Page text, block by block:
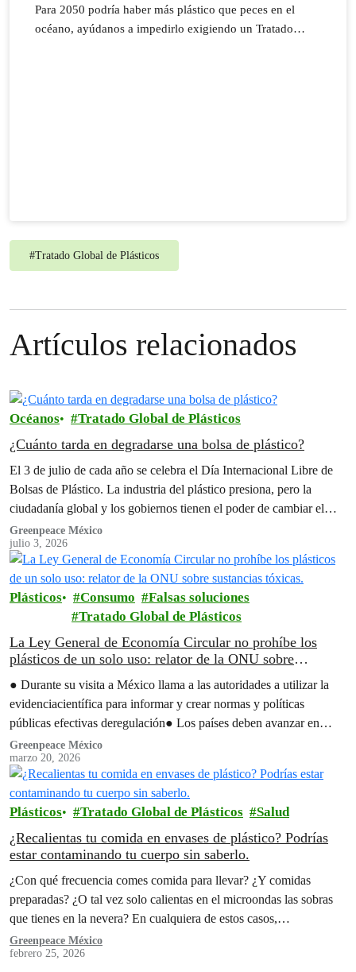
Para 2050 podría haber más plástico que peces en el
océano, ayúdanos a impedirlo exigiendo un Tratado
#Tratado Global de Plásticos
Artículos relacionados
Océanos Tratado Global de Plásticos
¿Cuánto tarda en degradarse una bolsa de plástico?
El 3 de julio de cada año se celebra el Día Internacional Libre de
Bolsas de Plástico. La industria del plástico presiona, pero la
ciudadanía global y los gobiernos tienen el poder de cambiar el
rumbo.
Greenpeace México
julio 3, 2026
Plásticos Consumo
Falsas soluciones
Tratado Global de Plásticos
La Ley General de Economía Circular no prohíbe los
plásticos de un solo uso: relator de la ONU sobre
● Durante su visita a México llama a las autoridades a utilizar la
evidenciacientífica para informar y crear normas y políticas
públicas efectivas deregulación● Los países deben avanzar en
medidas…
Greenpeace México
marzo 20, 2026
Plásticos Tratado Global de Plásticos Salud
¿Recalientas tu comida en envases de plástico? Podrías
estar contaminando tu cuerpo sin saberlo.
¿Con qué frecuencia comes comida para llevar? ¿Y comidas
preparadas? ¿O tal vez solo calientas en el microondas las sobras
que tienes en la nevera? En cualquiera de estos casos,…
Greenpeace México
febrero 25, 2026